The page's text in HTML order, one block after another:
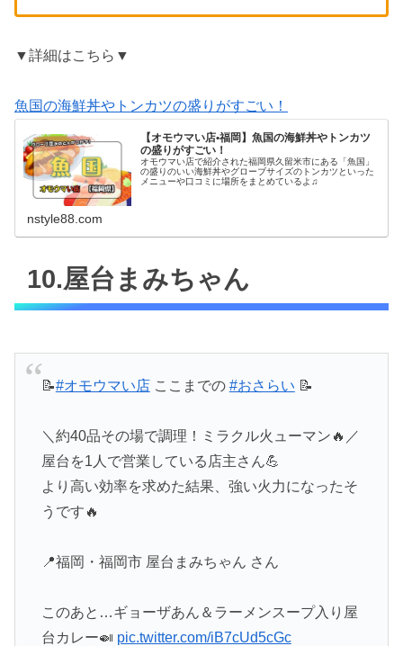
▼詳細はこちら▼
魚国の海鮮丼やトンカツの盛りがすごい！
【オモウマい店•福岡】魚国の海鮮丼やトンカツ
の盛りがすごい！
オモウマい店で紹介された福岡県久留米市にある「魚国」
の盛りのいい海鮮丼やグローブサイズのトンカツといった
メニューや口コミに場所をまとめているよ♫
nstyle88.com
10.屋台まみちゃん
📝#オモウマい店ここまでの #おさらい 📝
＼約40品その場で調理！ミラクル火ューマン🔥／
屋台を1人で営業している店主さん💪
より高い効率を求めた結果、強い火力になったそ
うです🔥
📍福岡・福岡市 屋台まみちゃん さん
このあと…ギョーザあん＆ラーメンスープ入り屋
台カレー🍛 pic.twitter.com/iB7cUd5cGc